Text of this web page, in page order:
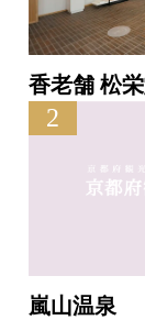
香老舗 松
2
嵐山温泉